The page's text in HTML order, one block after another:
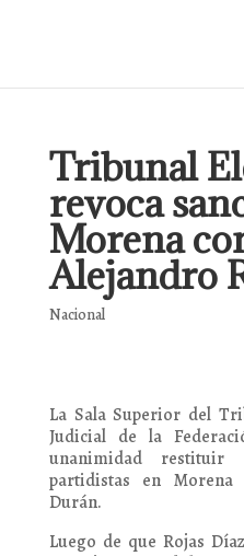
Tribunal
revoca
Morena
Alejandro
Nacional
La Sala Superior del
Judicial de la
unanimidad restituir
partidistas en
Durán.
Luego de que Rojas